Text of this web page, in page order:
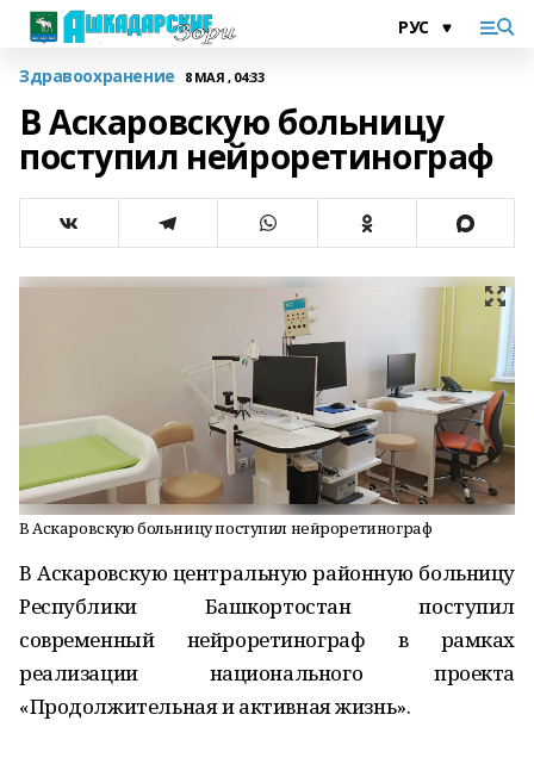
Здравоохранение 8 МАЯ , 04:33
В Аскаровскую больницу
поступил нейроретинограф
В Аскаровскую больницу поступил нейроретинограф
В Аскаровскую центральную районную больницу
Республики Башкортостан поступил
современный нейроретинограф в рамках
реализации национального проекта
«Продолжительная и активная жизнь».